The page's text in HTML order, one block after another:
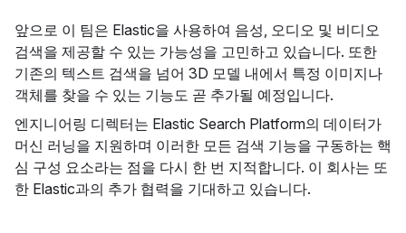
앞으로 이 팀은 Elastic을 사용하여 음성, 오디오 및 비디오
검색을 제공할 수 있는 가능성을 고민하고 있습니다. 또한
기존의 텍스트 검색을 넘어 3D 모델 내에서 특정 이미지나
객체를 찾을 수 있는 기능도 곧 추가될 예정입니다.
엔지니어링 디렉터는 Elastic Search Platform의 데이터가
머신 러닝을 지원하며 이러한 모든 검색 기능을 구동하는 핵
심 구성 요소라는 점을 다시 한 번 지적합니다. 이 회사는 또
한 Elastic과의 추가 협력을 기대하고 있습니다.